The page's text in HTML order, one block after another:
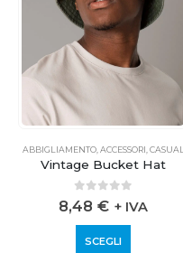
ABBIGLIAMENTO, ACCESSORI CASUAL
Vintage Bucket Hat
0 out of 5
8,48 € + IVA
SCEGLI